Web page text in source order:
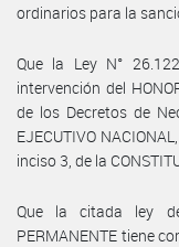
ordinarios para la
Que la Ley N°
intervención del
de los Decretos de
EJECUTIVO
inciso 3, de la
Que la citada ley
PERMANENTE tiene